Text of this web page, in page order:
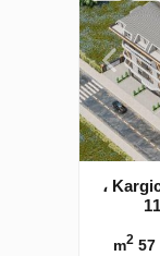
آپارتمان در Kargicak، Alanya ،
57 m
2